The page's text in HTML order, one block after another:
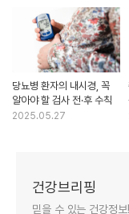
당뇨병 환자의 내시경, 꼭
알아야 할 검사 전·후 수칙
2025.05.27
건강브리핑
믿을 수 있는 건강정